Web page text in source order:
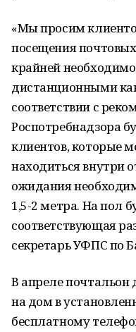
«Мы просим
посещения
крайней
дистанционными
соответствии с
Роспотребнадзора
клиентов, которые
находиться внутри
ожидания
1,5-2 метра. На пол
соответствующая
секретарь УФПС по
В апреле почтальон
на дом в
бесплатному